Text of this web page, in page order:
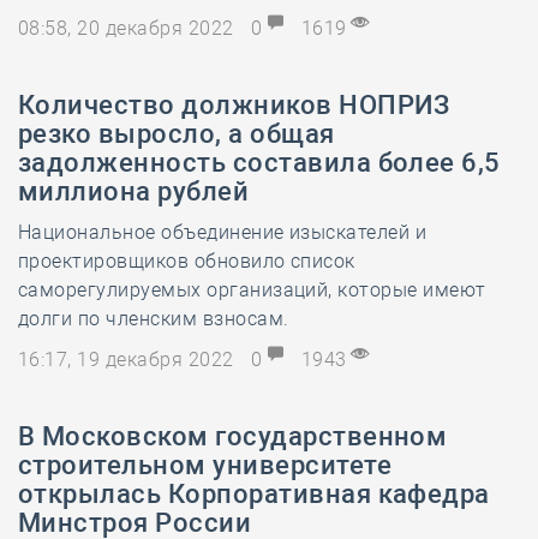
08:58, 20 декабря 2022
0 1619
Количество должников НОПРИЗ
резко выросло, а общая
задолженность составила более 6,5
миллиона рублей
Национальное объединение изыскателей и
проектировщиков обновило список
саморегулируемых организаций, которые имеют
долги по членским взносам.
16:17, 19 декабря 2022
0 1943
В Московском государственном
строительном университете
открылась Корпоративная кафедра
Минстроя России